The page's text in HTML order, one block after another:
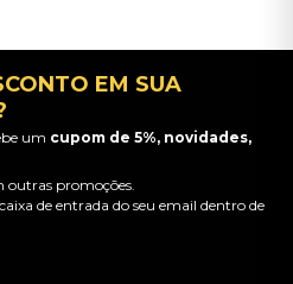
EM SUA
um cupom de 5%, novidades,
promoções.
de entrada do seu email dentro de